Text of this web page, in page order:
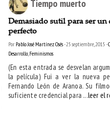
Tiempo muerto
Demasiado sutil para ser un
perfecto
Por Pablo José Martínez Osés- 25 septiembre, 2015 -
Desarrollo,Feminismos
(En esta entrada se desvelan
la película) Fui a ver la nueva
Fernando León de Aranoa. Su
suficiente credencial para ...leer el